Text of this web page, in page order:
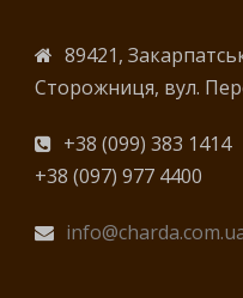
89421,
Сторожниця, вул.
+38 (099) 383 1414
+38 (097) 977 4400